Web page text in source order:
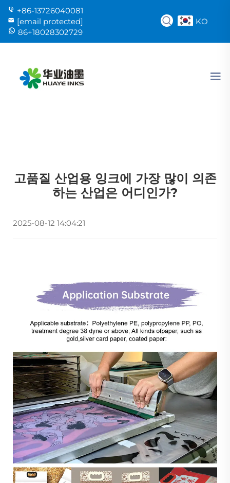
+86-13726040081
[email protected]
86+18028302729
KO
고품질 산업용 잉크에 가장 많이 의존
하는 산업은 어디인가?
2025-08-12 14:04:21